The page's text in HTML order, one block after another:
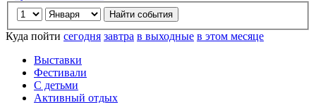
Куда пойти сегодня завтра в выходные в этом месяце
Выставки
Фестивали
С детьми
Активный отдых